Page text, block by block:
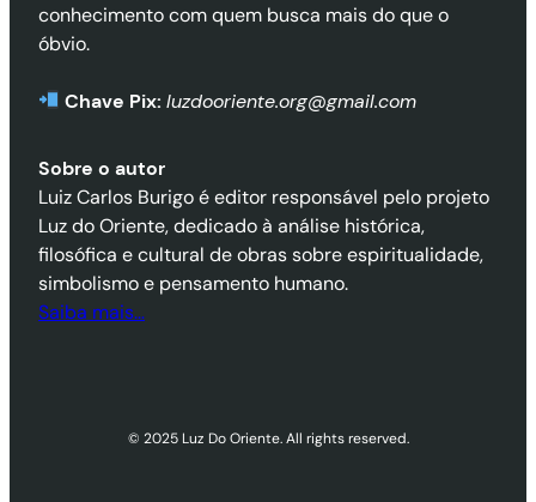
conhecimento com quem busca mais do que o
óbvio.
Chave Pix: luzdooriente.org@gmail.com
Sobre o autor
Luiz Carlos Burigo é editor responsável pelo projeto
Luz do Oriente, dedicado à análise histórica,
filosófica e cultural de obras sobre espiritualidade,
simbolismo e pensamento humano.
Saiba mais…
© 2025 Luz Do Oriente. All rights reserved.